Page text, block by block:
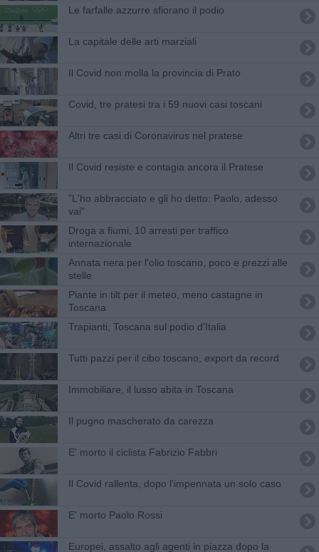
Le farfalle azzurre sfiorano il podio
La capitale delle arti marziali
Il Covid non molla la provincia di Prato
Covid, tre pratesi tra i 59 nuovi casi toscani
Altri tre casi di Coronavirus nel pratese
Il Covid resiste e contagia ancora il Pratese
"L'ho abbracciato e gli ho detto: Paolo, adesso
vai"
Droga a fiumi, 10 arresti per traffico
internazionale
Annata nera per l'olio toscano, poco e prezzi alle
stelle
Piante in tilt per il meteo, meno castagne in
Toscana
Trapianti, Toscana sul podio d'Italia
Tutti pazzi per il cibo toscano, export da record
Immobiliare, il lusso abita in Toscana
Il pugno mascherato da carezza
E' morto il ciclista Fabrizio Fabbri
​Il Covid rallenta, dopo l'impennata un solo caso
E' morto Paolo Rossi
Europei, assalto agli agenti in piazza dopo la